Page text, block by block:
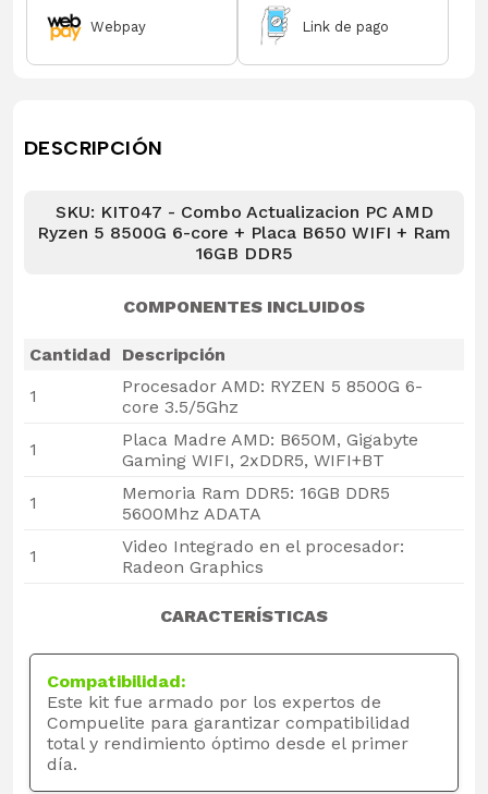
Webpay Link de pago
DESCRIPCIÓN
SKU: KIT047 - Combo Actualizacion PC AMD
Ryzen 5 8500G 6-core + Placa B650 WIFI + Ram
16GB DDR5
COMPONENTES INCLUIDOS
Cantidad
Descripción
1
Procesador AMD: RYZEN 5 8500G 6-
core 3.5/5Ghz
1
Placa Madre AMD: B650M, Gigabyte
Gaming WIFI, 2xDDR5, WIFI+BT
1
Memoria Ram DDR5: 16GB DDR5
5600Mhz ADATA
1
Video Integrado en el procesador:
Radeon Graphics
CARACTERÍSTICAS
Compatibilidad:
Este kit fue armado por los expertos de
Compuelite para garantizar compatibilidad
total y rendimiento óptimo desde el primer
día.